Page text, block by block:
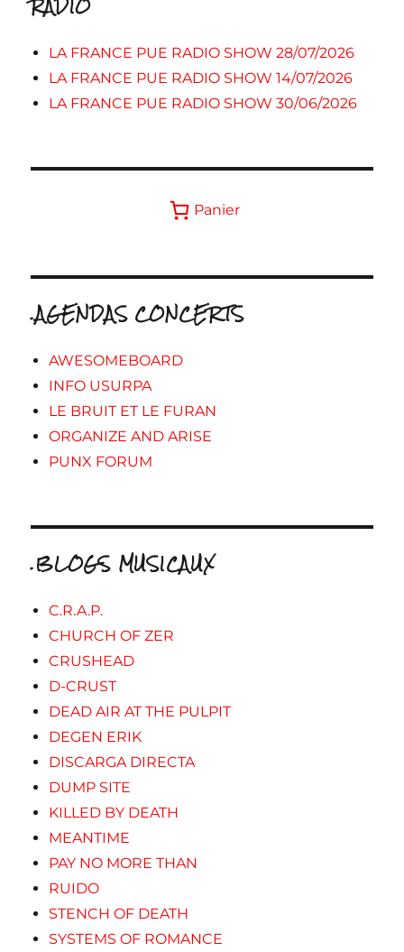
LA FRANCE PUE RADIO SHOW 28/07/2026
LA FRANCE PUE RADIO SHOW 14/07/2026
LA FRANCE PUE RADIO SHOW 30/06/2026
Panier
.AGENDAS CONCERTS
AWESOMEBOARD
INFO USURPA
LE BRUIT ET LE FURAN
ORGANIZE AND ARISE
PUNX FORUM
.BLOGS MUSICAUX
C.R.A.P.
CHURCH OF ZER
CRUSHEAD
D-CRUST
DEAD AIR AT THE PULPIT
DEGEN ERIK
DISCARGA DIRECTA
DUMP SITE
KILLED BY DEATH
MEANTIME
PAY NO MORE THAN
RUIDO
STENCH OF DEATH
SYSTEMS OF ROMANCE